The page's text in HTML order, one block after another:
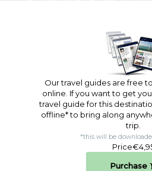
Our travel guides are free
online. If you want to get
travel guide for this
offline* to bring along
trip.​
*this will be
Price
Purchase